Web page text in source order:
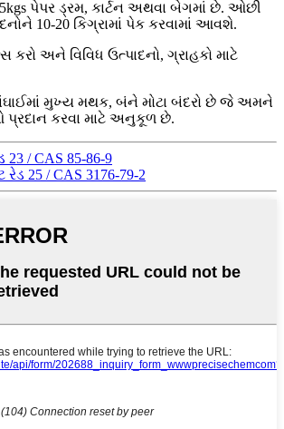
પેપર ડ્રમ, કાર્ટન અથવા બેગમાં છે. ઓછી
10-20 કિગ્રામાં પેક કરવામાં આવશે.
કરો અને વિવિધ ઉત્પાદનો, ગ્રાહકો માટે
મુખ્ય મથક, બંને મોટા બંદરો છે જે અમને
પ્રદાન કરવા માટે અનુકૂળ છે.
23 / CAS 85-86-9
રેડ 25 / CAS 3176-79-2